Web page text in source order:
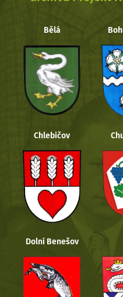
Bělá
Chlebičov
Dolní Benešov